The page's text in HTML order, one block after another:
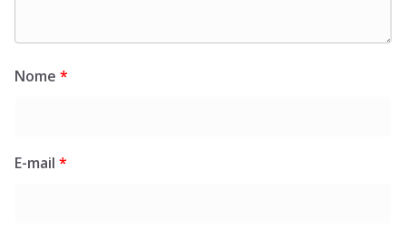
Nome *
E-mail *